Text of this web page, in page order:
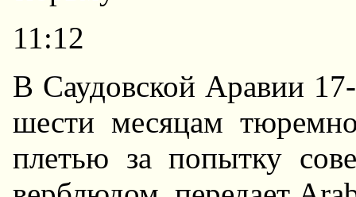
11:12
В Саудовской Аравии
шести месяцам
плетью за попытку